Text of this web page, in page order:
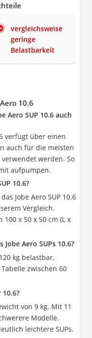
vergleichsweise
geringe
Belastbarkeit
10.6
Aero SUP 10.6 auch
verfügt über einen
auch für die meisten
werden. So
aufpumpen.
10.6?
Jobe Aero SUP 10.6
Vergleich.
x 50 x 50 cm (L x
Aero SUPs 10.6?
kg belastbar,
zwischen 60
10.6?
von 9 kg. Mit 11
Modelle.
leichtere SUPs.